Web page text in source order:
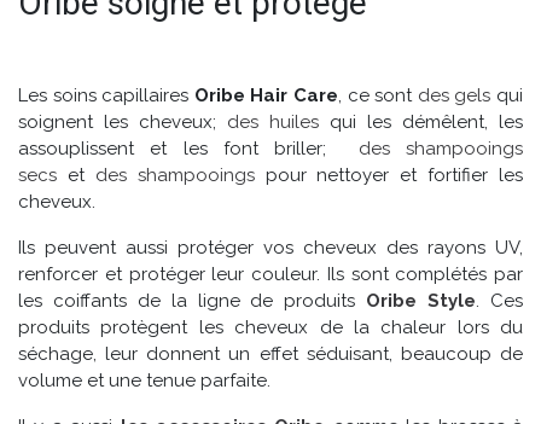
Les soins capillaires Oribe Hair Care, ce sont des gels qui
soignent les cheveux; des huiles qui les démêlent, les
assouplissent et les font briller; des shampooings
secs et des shampooingspour nettoyer et fortifier les
cheveux.
Ils peuvent aussi protéger vos cheveux des rayons UV,
renforcer et protéger leur couleur. Ils sont complétés par
les coiffants de la ligne de produits Oribe Style. Ces
produits protègent les cheveux de la chaleur lors du
séchage, leur donnent un effet séduisant, beaucoup de
volume et une tenue parfaite.